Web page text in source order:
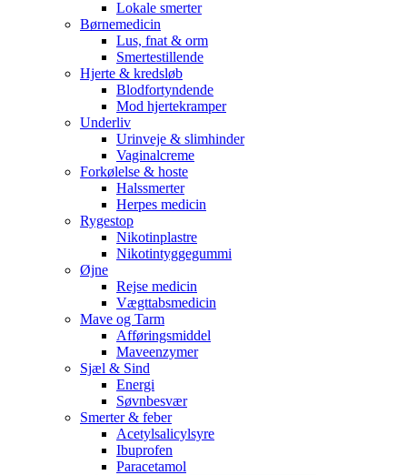
Lokale smerter
Børnemedicin
Lus, fnat & orm
Smertestillende
Hjerte & kredsløb
Blodfortyndende
Mod hjertekramper
Underliv
Urinveje & slimhinder
Vaginalcreme
Forkølelse & hoste
Halssmerter
Herpes medicin
Rygestop
Nikotinplastre
Nikotintyggegummi
Øjne
Rejse medicin
Vægttabsmedicin
Mave og Tarm
Afføringsmiddel
Maveenzymer
Sjæl & Sind
Energi
Søvnbesvær
Smerter & feber
Acetylsalicylsyre
Ibuprofen
Paracetamol